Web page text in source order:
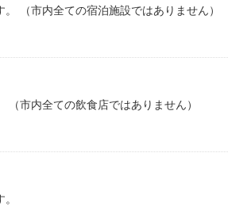
（市内全ての宿泊施設ではありません）
市内全ての飲食店ではありません）